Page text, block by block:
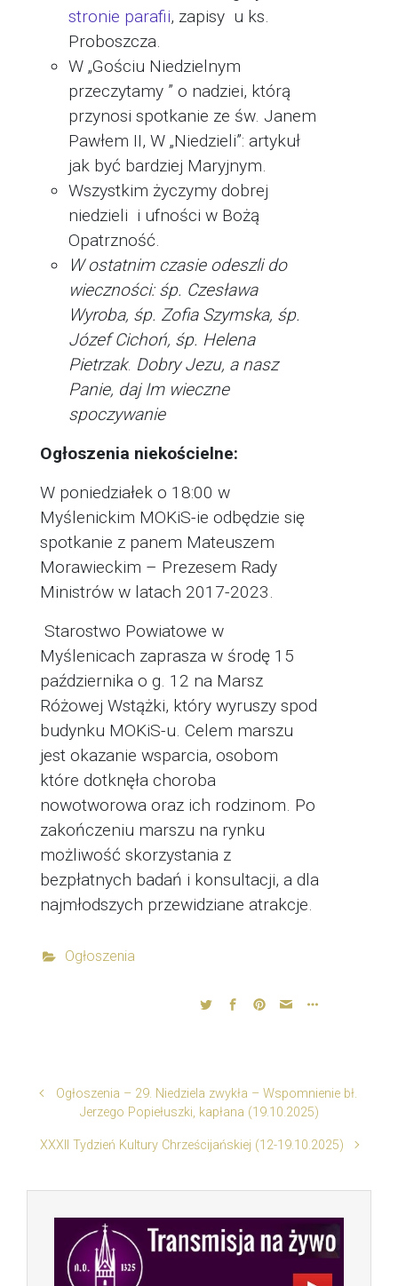
stronie parafii, zapisy u ks.
Proboszcza.
W „Gościu Niedzielnym
przeczytamy ” o nadziei, którą
przynosi spotkanie ze św. Janem
Pawłem II, W „Niedzieli”: artykuł
jak być bardziej Maryjnym.
Wszystkim życzymy dobrej
niedzieli i ufności w Bożą
Opatrzność.
W ostatnim czasie odeszli do
wieczności: śp. Czesława
Wyroba, śp. Zofia Szymska, śp.
Józef Cichoń, śp. Helena
Pietrzak. Dobry Jezu, a nasz
Panie, daj Im wieczne
spoczywanie
Ogłoszenia niekościelne:
W poniedziałek o 18:00 w
Myślenickim MOKiS-ie odbędzie się
spotkanie z panem Mateuszem
Morawieckim – Prezesem Rady
Ministrów w latach 2017-2023.
Starostwo Powiatowe w
Myślenicach zaprasza w środę 15
października o g. 12 na Marsz
Różowej Wstążki, który wyruszy spod
budynku MOKiS-u. Celem marszu
jest okazanie wsparcia, osobom
które dotknęła choroba
nowotworowa oraz ich rodzinom. Po
zakończeniu marszu na rynku
możliwość skorzystania z
bezpłatnych badań i konsultacji, a dla
najmłodszych przewidziane atrakcje.
Ogłoszenia
Ogłoszenia – 29. Niedziela zwykła – Wspomnienie bł.
Jerzego Popiełuszki, kapłana (19.10.2025)
XXXII Tydzień Kultury Chrześcijańskiej (12-19.10.2025)